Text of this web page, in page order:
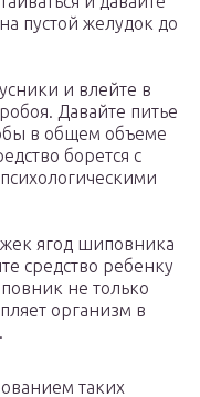
пустой желудок до
и влейте в
Давайте питье
в общем объеме
борется с
ягод шиповника
средство ребенку
не только
организм в
таких